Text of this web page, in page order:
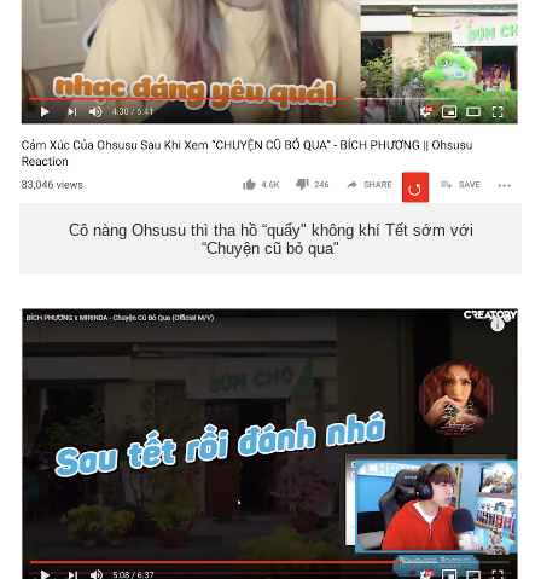
Cô nàng Ohsusu thì tha hồ “quẩy" không khí Tết sớm với
“Chuyện cũ bỏ qua"